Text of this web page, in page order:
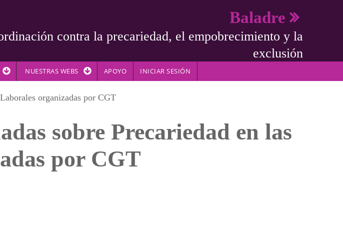
Baladre
contra la precariedad, el empobrecimiento y la
exclusión
NUESTRAS WEBS APOYO INICIAR SESIÓN
organizadas por CGT
sobre Precariedad en las
por CGT